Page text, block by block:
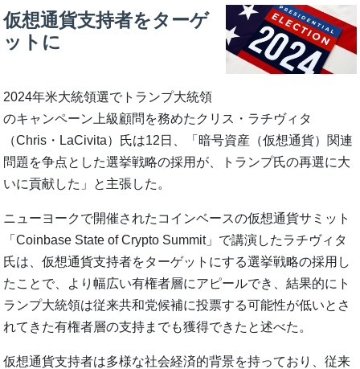
仮想通貨支持者をターゲ
ットに
2024年米大統領選でトランプ大統領
のキャンペーン上級顧問を務めたクリス・ラチヴィタ
（Chris・LaCivita）氏は12日、「暗号資産（仮想通貨）関連
問題を争点とした選挙戦略の採用が、トランプ氏の再選に大
いに貢献した」と主張した。
ニューヨークで開催されたコインベースの仮想通貨サミット
「Coinbase State of Crypto Summit」で講演したラチヴィタ
氏は、仮想通貨支持者をターゲットにする選挙戦略の採用し
たことで、より幅広い有権者層にアピールでき、結果的にト
ランプ大統領は従来共和党候補に投票する可能性が低いとさ
れてきた有権者層の支持までも獲得できたと述べた。
仮想通貨支持者は多様な社会経済的背景を持っており、従来